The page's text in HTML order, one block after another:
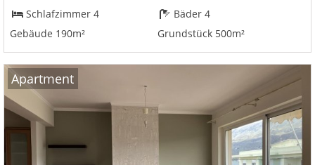
Schlafzimmer 4
Bäder 4
Gebäude 190m²
Grundstück 500m²
Apartment